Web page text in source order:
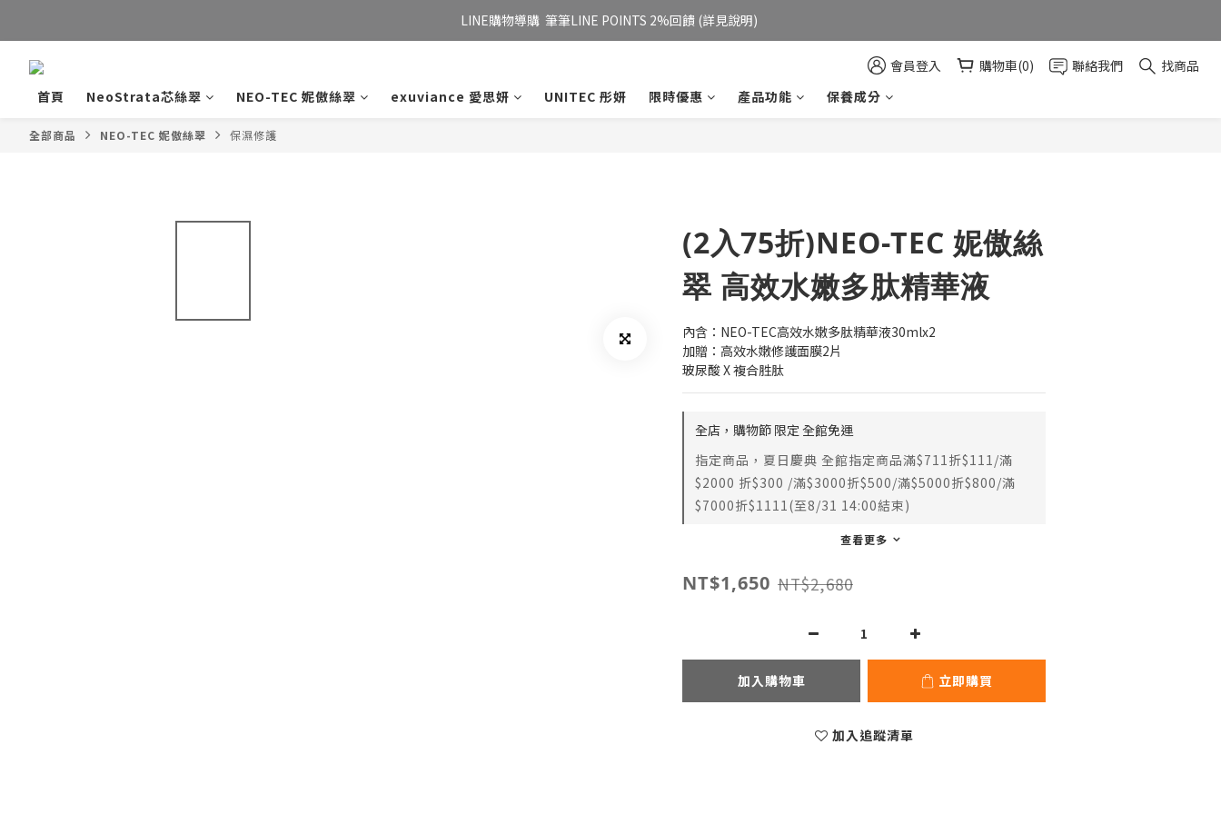
妮傲絲翠官方旗艦店 全新改版 全館免運/夏日慶典 會員12%點數回饋
LINE購物導購  筆筆LINE POINTS 2%回饋 (詳見說明)
會員登入 購物車(0) 聯絡我們
找商品
首頁
NeoStrata芯絲翠 NEO-TEC 妮傲絲翠 exuviance 愛思妍 UNITEC 彤妍 限時優惠 產品功能 保養成分
全部商品 NEO-TEC 妮傲絲翠 保濕修護
(2入75折)NEO-TEC 妮傲絲
翠 高效水嫩多肽精華液
內含：NEO-TEC高效水嫩多肽精華液30mlx2
加贈：高效水嫩修護面膜2片
玻尿酸 X 複合胜肽
全店，購物節 限定 全館免運
指定商品，夏日慶典 全館指定商品滿$711折$111/滿
$2000 折$300 /滿$3000折$500/滿$5000折$800/滿
$7000折$1111(至8/31 14:00結束)
查看更多
NT$1,650 NT$2,680
加入購物車 立即購買
加入追蹤清單